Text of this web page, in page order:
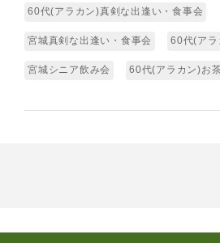
60代(アラカン)真剣な出逢い・食事会
宮城真剣な出逢い・食事会 60代(アラ
宮城シニア飲み会 60代(アラカン)お